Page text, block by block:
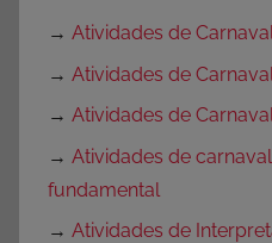
→ Atividades de
→ Atividades de
→ Atividades de
→ Atividades de
fundamental
→ Atividades de